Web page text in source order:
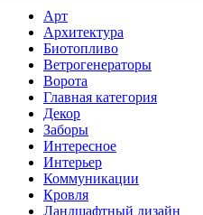
Арт
Архитектура
Биотопливо
Ветрогенераторы
Ворота
Главная категория
Декор
Заборы
Интересное
Интерьер
Коммуникации
Кровля
Ландшафтный дизайн